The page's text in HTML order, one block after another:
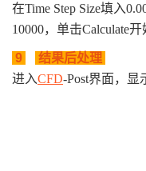
在Time Step Size填入
10000，单击Calculate开
9
结果后处理
进入CFD-Post界面，显